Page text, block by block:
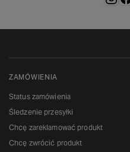
ZAMÓWIENIA
Status zamówienia
Śledzenie przesyłki
Chcę zareklamować produkt
Chcę zwrócić produkt